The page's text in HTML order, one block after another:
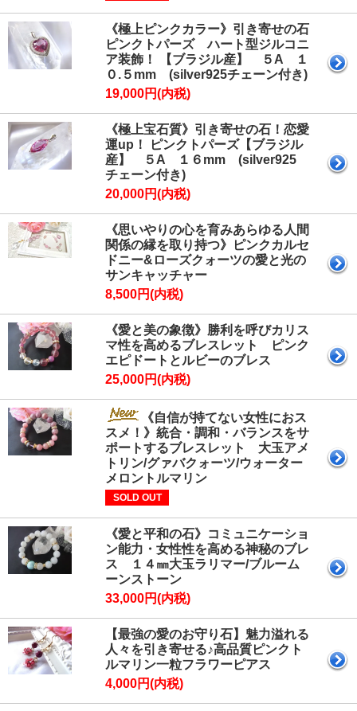
《極上ピンクカラー》引き寄せの石
ピンクトパーズ ハート型ジルコニ
ア装飾！ 【ブラジル産】 ５A １
０.５mm (silver925チェーン付き)
19,000円(内税)
《極上宝石質》引き寄せの石！恋愛
運up！ ピンクトパーズ【ブラジル
産】 ５A １６mm (silver925
チェーン付き)
20,000円(内税)
《思いやりの心を育みあらゆる人間
関係の縁を取り持つ》ピンクカルセ
ドニー&ローズクォーツの愛と光の
サンキャッチャー
8,500円(内税)
《愛と美の象徴》勝利を呼びカリス
マ性を高めるブレスレット ピンク
エピドートとルビーのブレス
25,000円(内税)
《自信が持てない女性におス
スメ！》統合・調和・バランスをサ
ポートするブレスレット 大玉アメ
トリン/グァバクォーツ/ウォーター
メロントルマリン
SOLD OUT
《愛と平和の石》コミュニケーショ
ン能力・女性性を高める神秘のブレ
ス １４㎜大玉ラリマー/ブルーム
ーンストーン
33,000円(内税)
【最強の愛のお守り石】魅力溢れる
人々を引き寄せる♪高品質ピンクト
ルマリン一粒フラワーピアス
4,000円(内税)